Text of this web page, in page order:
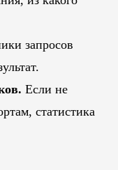
запросов
Если не
статистика